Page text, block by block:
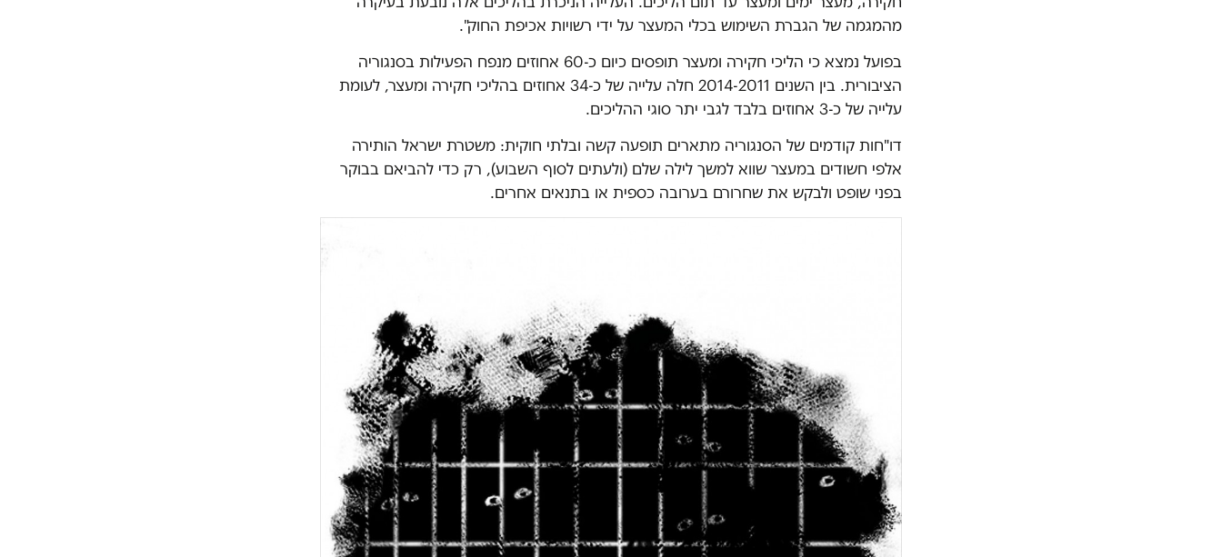
מהמגמה של הגברת השימוש בכלי המעצר על ידי רשויות אכיפת החוק".
בפועל נמצא כי הליכי חקירה ומעצר תופסים כיום כ-60 אחוזים מנפח הפעילות בסנגוריה
הציבורית. בין השנים 2014-2011 חלה עלייה של כ-34 אחוזים בהליכי חקירה ומעצר, לעומת
עלייה של כ-3 אחוזים בלבד לגבי יתר סוגי ההליכים.
דו"חות קודמים של הסנגוריה מתארים תופעה קשה ובלתי חוקית: משטרת ישראל הותירה
אלפי חשודים במעצר שווא למשך לילה שלם (ולעתים לסוף השבוע), רק כדי להביאם בבוקר
בפני שופט ולבקש את שחרורם בערובה כספית או בתנאים אחרים.